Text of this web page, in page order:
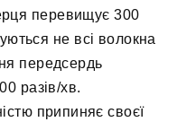
перевищує 300
не всі волокна
передсердь
разів/хв.
припиняє своєї